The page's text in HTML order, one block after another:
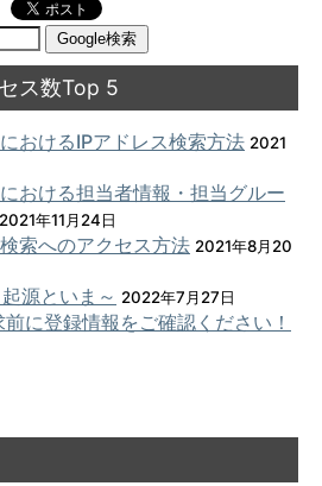
ス数Top 5
おけるIPアドレス検索方法 2021
おける担当者情報・担当グルー
2021年11月24日
索へのアクセス方法 2021年8月20
源といま～ 2022年7月27日
に登録情報をご確認ください！